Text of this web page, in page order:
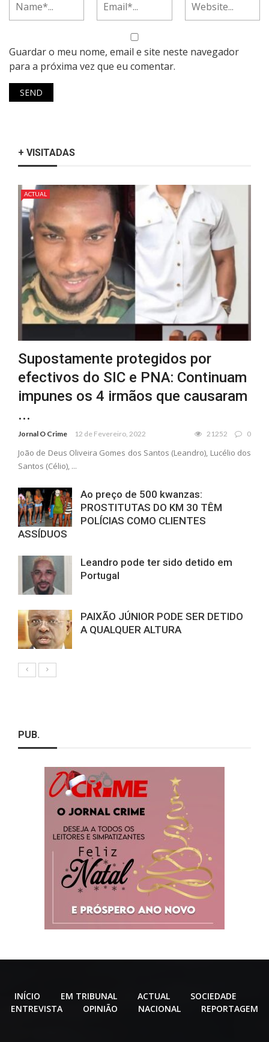
Guardar o meu nome, email e site neste navegador
para a próxima vez que eu comentar.
+ VISITADAS
ACTUAL
Supostamente protegidos por
efectivos do SIC e PNA: Continuam
impunes os 4 irmãos que causaram
...
Jornal O Crime 12 de Fevereiro, 2022 21252 0
João de Deus Oliveira Gomes dos Santos (Leandro), Lucélio dos
Santos (Célio), ...
Ao preço de 500 kwanzas:
PROSTITUTAS DO KM 30 TÊM
POLÍCIAS COMO CLIENTES
ASSÍDUOS
Leandro pode ter sido detido em
Portugal
PAIXÃO JÚNIOR PODE SER DETIDO
A QUALQUER ALTURA
PUB.
INÍCIO EM TRIBUNAL ACTUAL
SOCIEDADE
ENTREVISTA
OPINIÃO NACIONAL REPORTAGEM